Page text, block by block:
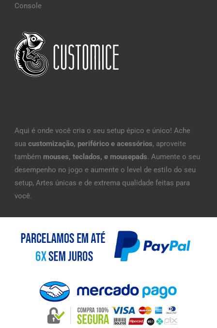
Aqui é onde você cria o seu setup épico e único! Ache
sua customização, periférico e acessórios, aproveite
também mouses, teclados, e mousepads. Aumente o seu
desempenho no jogo e aumente o level de estilo do seu
setup, Artes únicas e de extrema qualidade feitas para
você.
Console